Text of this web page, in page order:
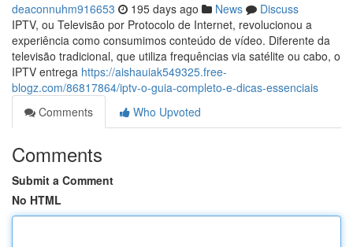
deaconnuhm916653 195 days ago News
Discuss
IPTV, ou Televisão por Protocolo de Internet, revolucionou a
experiência como consumimos conteúdo de vídeo. Diferente da
televisão tradicional, que utiliza frequências via satélite ou cabo, o
IPTV entrega https://aishauiak549325.free-
blogz.com/86817864/iptv-o-guia-completo-e-dicas-essenciais
Comments
Who Upvoted
Comments
Submit a Comment
No HTML